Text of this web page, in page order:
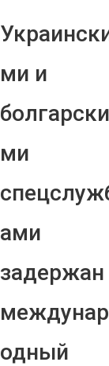
ми и
болгарски
ми
ами
задержан
междунар
одный